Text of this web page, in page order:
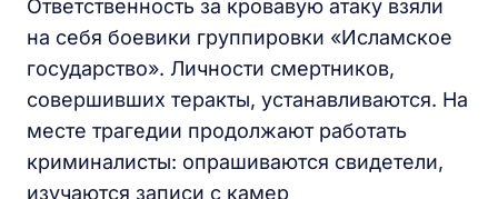
Ответственность за кровавую атаку взяли
на себя боевики группировки «Исламское
государство». Личности смертников,
совершивших теракты, устанавливаются. На
месте трагедии продолжают работать
криминалисты: опрашиваются свидетели,
изучаются записи с камер